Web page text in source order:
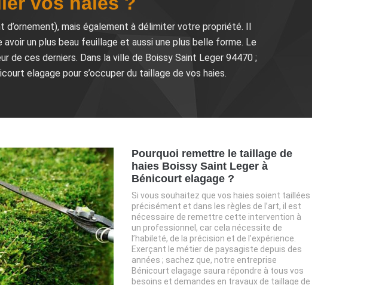
mais également à délimiter votre propriété. Il
un plus beau feuillage et aussi une plus belle forme. Le
de ces derniers. Dans la ville de Boissy Saint Leger 94470 ;
elagage pour s’occuper du taillage de vos haies.
Pourquoi remettre le taillage de
haies Boissy Saint Leger à
Bénicourt elagage ?
Si vous souhaitez que vos haies soient taillées
précisément et dans les règles de l’art, il est
nécessaire de remettre cette intervention à
un professionnel, car cela nécessite de
l’habileté, de la précision et de l’expérience.
Exerçant le métier de paysagiste depuis des
années ; sachez que, notre entreprise
Bénicourt elagage saura répondre à tous vos
besoins et demandes en travaux de taillage de